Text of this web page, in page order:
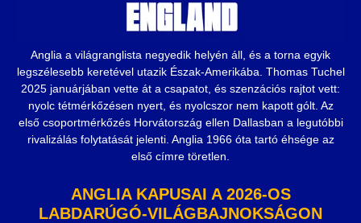
Anglia a világranglista negyedik helyén áll, és a torna egyik
legszélesebb keretével utazik Észak-Amerikába. Thomas Tuchel
2025 januárjában vette át a csapatot, és szenzációs rajtot vett:
nyolc tétmérkőzésen nyert, és nyolcszor nem kapott gólt. Az
első csoportmérkőzés Horvátország ellen Dallasban a legutóbbi
rivalizálás folytatását jelenti. Anglia 1966 óta tartó éhsége az
első címre töretlen.
ANGLIA KAPUSAI A 2026-OS
LABDARÚGÓ-VILÁGBAJNOKSÁGON